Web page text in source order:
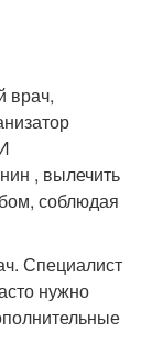
врач,
, вылечить
соблюдая
Специалист
нужно